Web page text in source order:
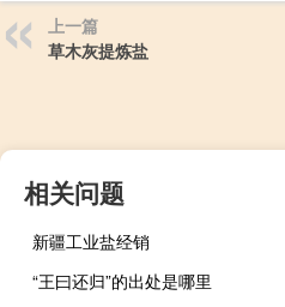
上一篇
草木灰提炼盐
相关问题
新疆工业盐经销
“王曰还归”的出处是哪里